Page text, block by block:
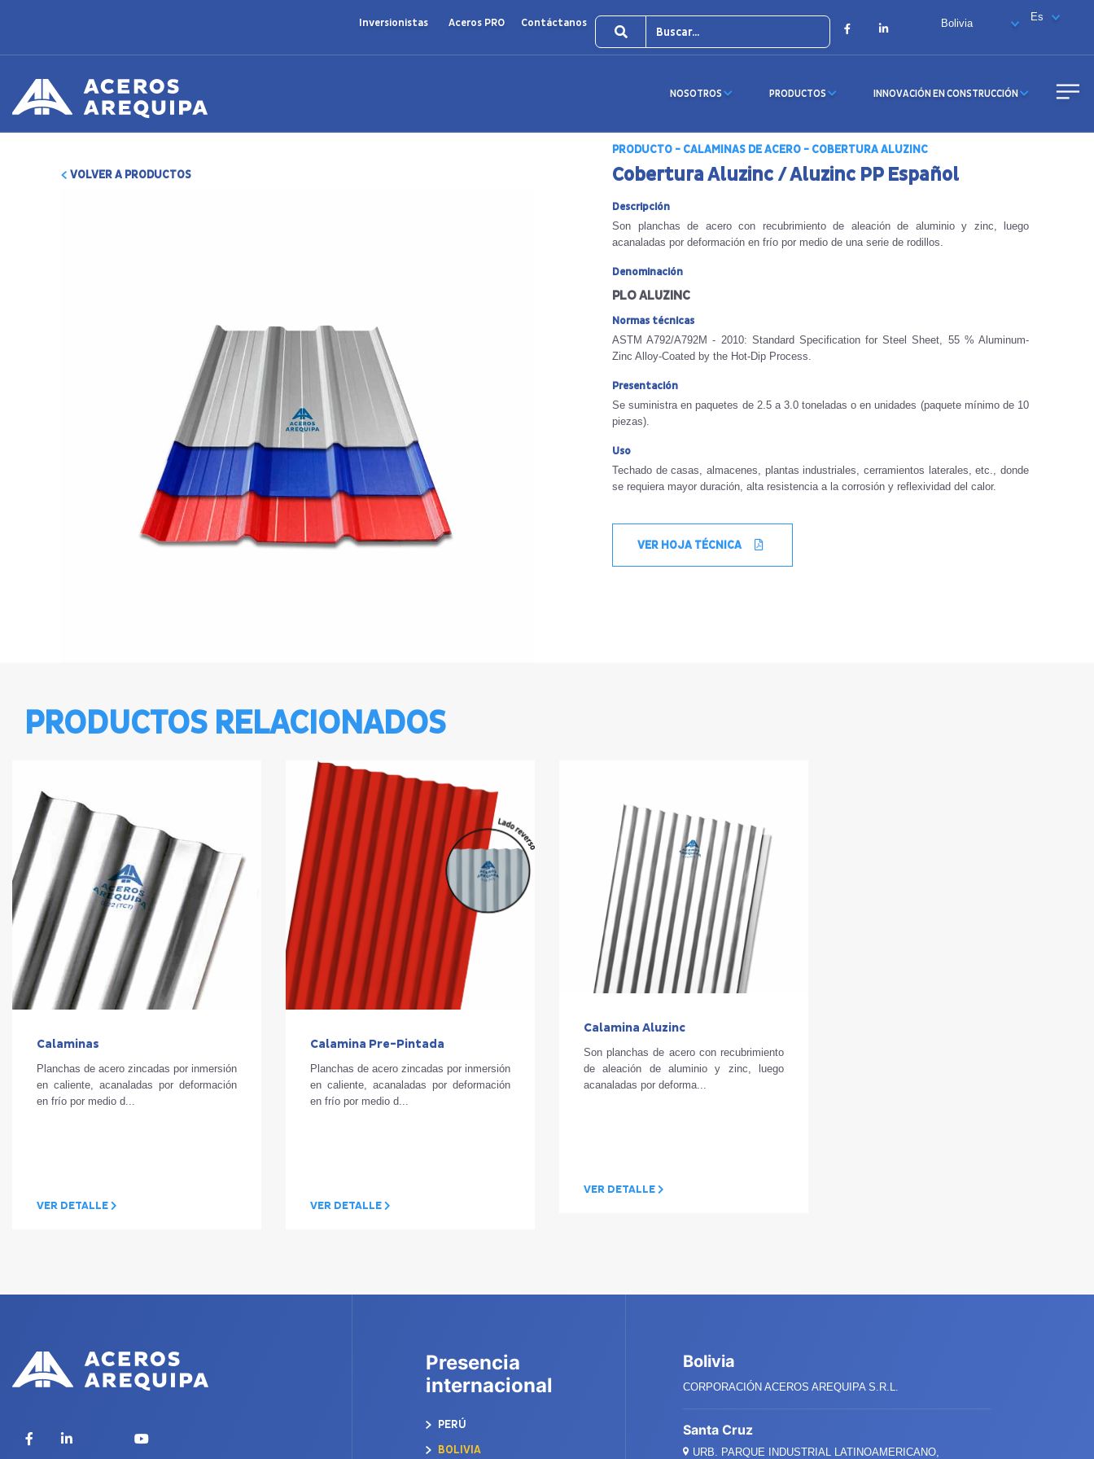
Inversionistas Aceros PRO Contáctanos FacebookLinkedIn
NOSOTROS PRODUCTOS INNOVACIÓN EN CONSTRUCCIÓN
VOLVER A PRODUCTOS
PRODUCTO - CALAMINAS DE ACERO - COBERTURA ALUZINC
Cobertura Aluzinc / Aluzinc PP Español
Descripción
Son planchas de acero con recubrimiento de aleación de aluminio y zinc, luego
acanaladas por deformación en frío por medio de una serie de rodillos.
Denominación
PLO ALUZINC
Normas técnicas
ASTM A792/A792M - 2010: Standard Specification for Steel Sheet, 55 % Aluminum-
Zinc Alloy-Coated by the Hot-Dip Process.
Presentación
Se suministra en paquetes de 2.5 a 3.0 toneladas o en unidades (paquete mínimo de 10
piezas).
Uso
Techado de casas, almacenes, plantas industriales, cerramientos laterales, etc., donde
se requiera mayor duración, alta resistencia a la corrosión y reflexividad del calor.
VER HOJA TÉCNICA
PRODUCTOS RELACIONADOS
Calaminas
Planchas de acero zincadas por inmersión
en caliente, acanaladas por deformación
en frío por medio d...
VER DETALLE
Calamina Pre-Pintada
Planchas de acero zincadas por inmersión
en caliente, acanaladas por deformación
en frío por medio d...
VER DETALLE
Calamina Aluzinc
Son planchas de acero con recubrimiento
de aleación de aluminio y zinc, luego
acanaladas por deforma...
VER DETALLE
FacebookLinkedIn YouTube
Presencia
internacional
PERÚ
BOLIVIA
Bolivia
CORPORACIÓN ACEROS AREQUIPA S.R.L.
Santa Cruz
URB. PARQUE INDUSTRIAL LATINOAMERICANO,